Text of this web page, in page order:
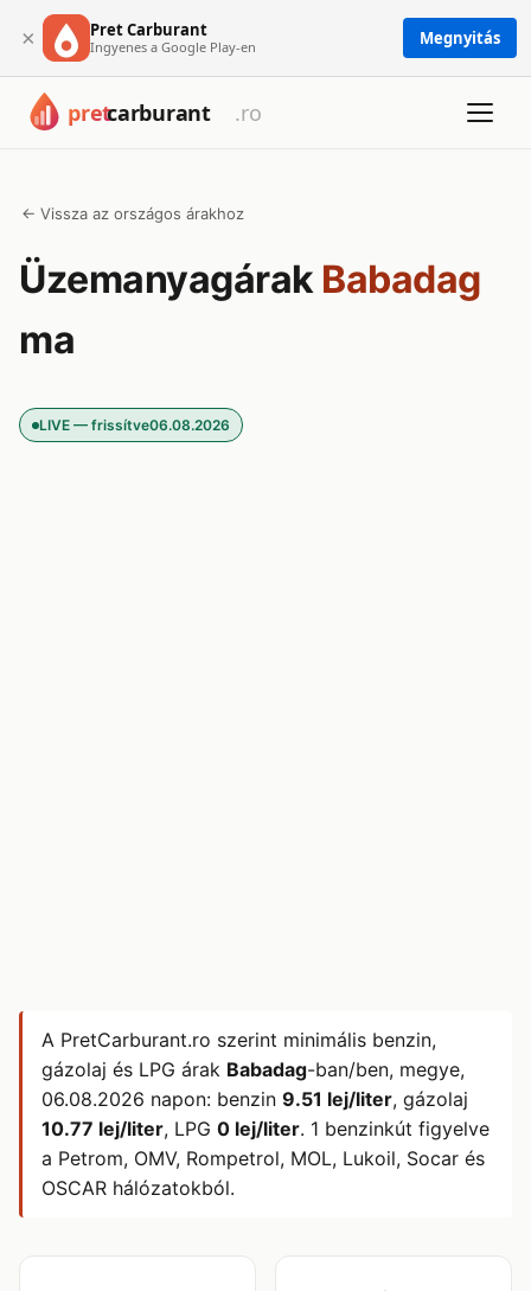
× Pret Carburant
Ingyenes a Google Play-en Megnyitás
← Vissza az országos árakhoz
Üzemanyagárak Babadag
ma
LIVE — frissítve06.08.2026
A PretCarburant.ro szerint minimális benzin,
gázolaj és LPG árak Babadag-ban/ben, megye,
06.08.2026 napon: benzin 9.51 lej/liter, gázolaj
10.77 lej/liter, LPG 0 lej/liter. 1 benzinkút figyelve
a Petrom, OMV, Rompetrol, MOL, Lukoil, Socar és
OSCAR hálózatokból.